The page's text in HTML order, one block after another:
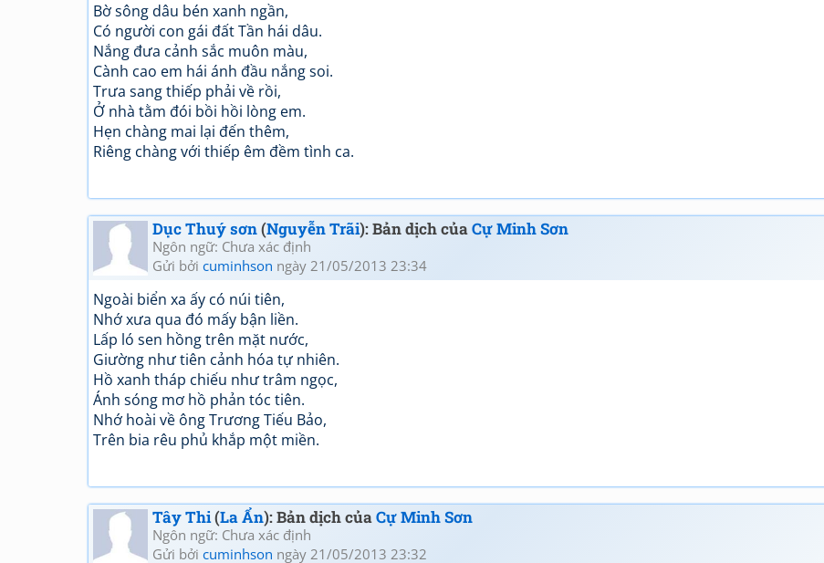
Bờ sông dâu bén xanh ngần,
Có người con gái đất Tần hái dâu.
Nắng đưa cảnh sắc muôn màu,
Cành cao em hái ánh đầu nắng soi.
Trưa sang thiếp phải về rồi,
Ở nhà tằm đói bồi hồi lòng em.
Hẹn chàng mai lại đến thêm,
Riêng chàng với thiếp êm đềm tình ca.
Dục Thuý sơn(Nguyễn Trãi): Bản dịch củaCự Minh Sơn
Ngôn ngữ: Chưa xác định
Gửi bởi cuminhson ngày 21/05/2013 23:34
Ngoài biển xa ấy có núi tiên,
Nhớ xưa qua đó mấy bận liền.
Lấp ló sen hồng trên mặt nước,
Giường như tiên cảnh hóa tự nhiên.
Hồ xanh tháp chiếu như trâm ngọc,
Ánh sóng mơ hồ phản tóc tiên.
Nhớ hoài về ông Trương Tiếu Bảo,
Trên bia rêu phủ khắp một miền.
Tây Thi(La Ẩn): Bản dịch củaCự Minh Sơn
Ngôn ngữ: Chưa xác định
Gửi bởi cuminhson ngày 21/05/2013 23:32